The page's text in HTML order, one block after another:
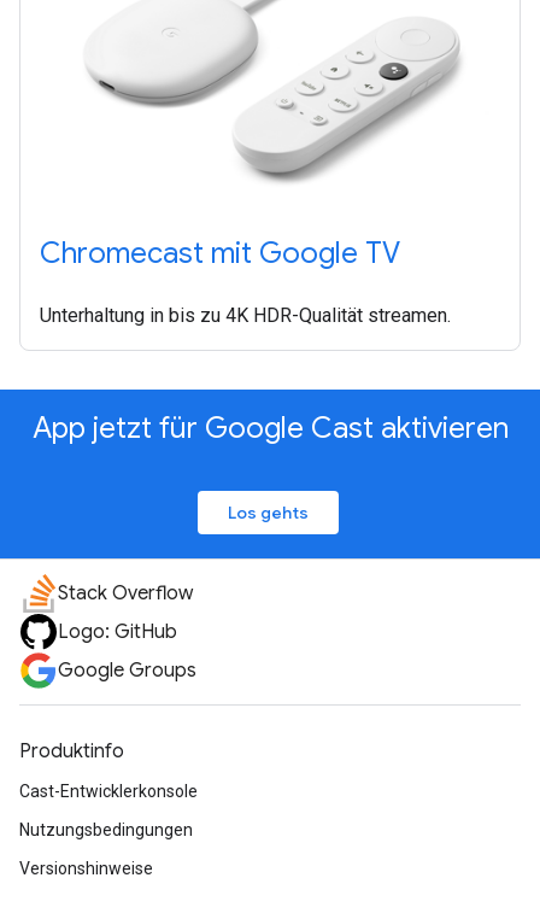
Chromecast mit Google TV
Unterhaltung in bis zu 4K HDR-Qualität streamen.
App jetzt für Google Cast aktivieren
Los gehts
Stack Overflow
Logo: GitHub
Google Groups
Produktinfo
Cast-Entwicklerkonsole
Nutzungsbedingungen
Versionshinweise